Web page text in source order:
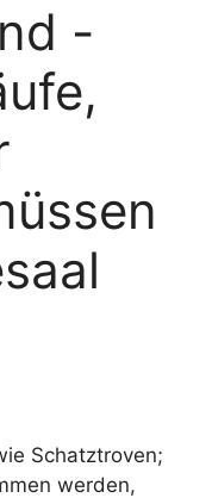
-
Schatztroven;
werden,